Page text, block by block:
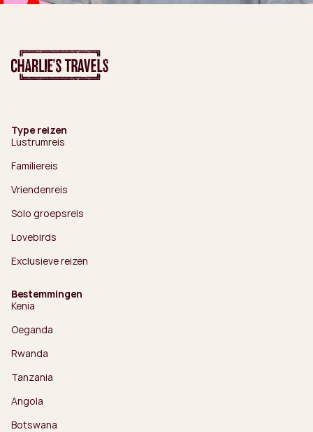
Type reizen
Lustrumreis
Familiereis
Vriendenreis
Solo groepsreis
Lovebirds
Exclusieve reizen
Bestemmingen
Kenia
Oeganda
Rwanda
Tanzania
Angola
Botswana